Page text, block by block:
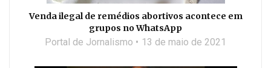
Venda ilegal de remédios abortivos acontece em
grupos no WhatsApp
Portal de Jornalismo 13 de maio de 2021